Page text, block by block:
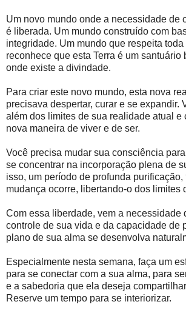
Um novo mundo onde a necessidade de
é liberada. Um mundo construído com
integridade. Um mundo que respeita toda
reconhece que esta Terra é um santuário
onde existe a divindade.
Para criar este novo mundo, esta nova
precisava despertar, curar e se expandir.
além dos limites de sua realidade atual e
nova maneira de viver e de ser.
Você precisa mudar sua consciência
se concentrar na incorporação plena de
isso, um período de profunda purificação,
mudança ocorre, libertando-o dos limites
Com essa liberdade, vem a necessidade
controle de sua vida e da capacidade de
plano de sua alma se desenvolva
Especialmente nesta semana, faça um
para se conectar com a sua alma, para
e a sabedoria que ela deseja
Reserve um tempo para se interiorizar.